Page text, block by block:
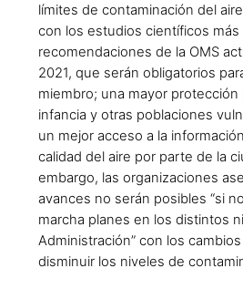
límites de contaminación del
con los estudios científicos
recomendaciones de la OMS
2021, que serán obligatorios
miembro; una mayor protección
infancia y otras poblaciones
un mejor acceso a la
calidad del aire por parte de la
embargo, las organizaciones
avances no serán posibles “si
marcha planes en los distintos
Administración” con los
disminuir los niveles de